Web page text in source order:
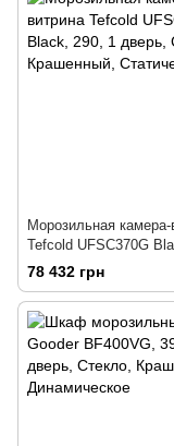
Морозильная камера-
Tefcold UFSC370G
78 432 грн